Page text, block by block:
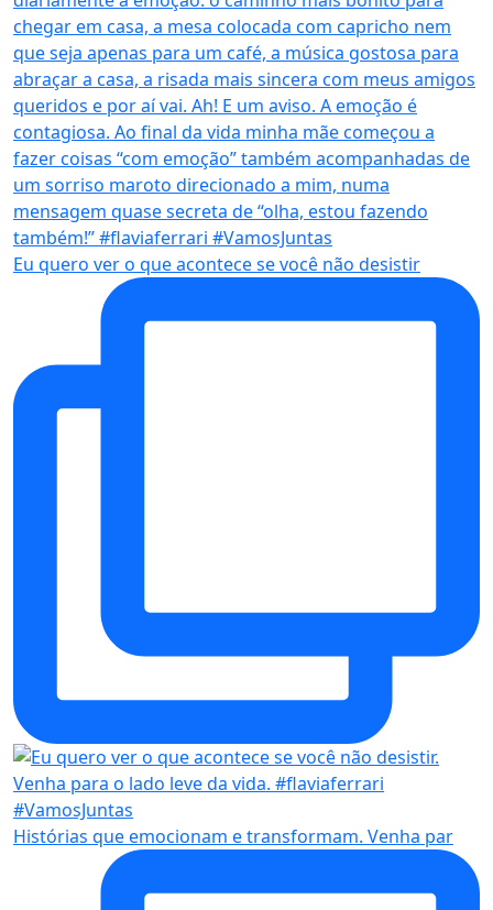
Eu quero ver o que acontece se você não desistir
Histórias que emocionam e transformam. Venha par